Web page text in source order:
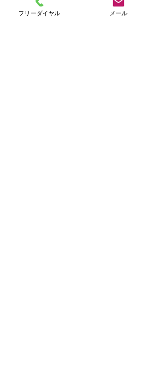
Ｐ（オリジナルサイト）
フリーダイヤル メール